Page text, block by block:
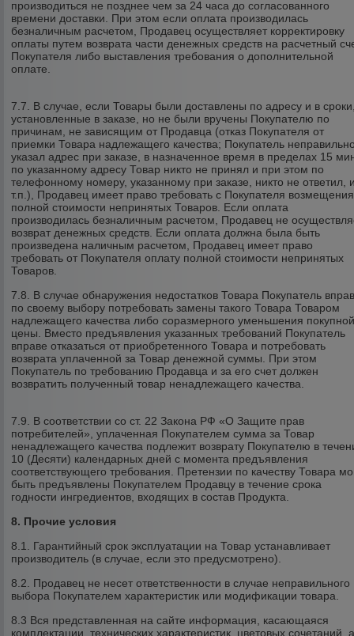
производиться не позднее чем за 24 часа до согласованного
времени доставки. При этом если оплата производилась
безналичным расчетом, Продавец осуществляет корректировку
оплаты путем возврата части денежных средств на расчетный
Покупателя либо выставления требования о дополнительной
оплате.
7.7. В случае, если Товары были доставлены по адресу и в
установленные в заказе, но не были вручены Покупателю по
причинам, не зависящим от Продавца (отказ Покупателя от
приемки Товара надлежащего качества; Покупатель
указал адрес при заказе, в назначенное время в пределах 15
по указанному адресу Товар никто не принял и при этом по
телефонному номеру, указанному при заказе, никто не ответил,
т.п.), Продавец имеет право требовать с Покупателя возмещения
полной стоимости непринятых Товаров. Если оплата
производилась безналичным расчетом, Продавец не
возврат денежных средств. Если оплата должна была быть
произведена наличным расчетом, Продавец имеет право
требовать от Покупателя оплату полной стоимости непринятых
Товаров.
7.8. В случае обнаружения недостатков Товара Покупатель
по своему выбору потребовать замены такого Товара Товаром
надлежащего качества либо соразмерного уменьшения
цены. Вместо предъявления указанных требований Покупатель
вправе отказаться от приобретенного Товара и потребовать
возврата уплаченной за Товар денежной суммы. При этом
Покупатель по требованию Продавца и за его счет должен
возвратить полученный товар ненадлежащего качества.
7.9. В соответствии со ст. 22 Закона РФ «О Защите прав
потребителей», уплаченная Покупателем сумма за Товар
ненадлежащего качества подлежит возврату Покупателю в
10 (Десяти) календарных дней с момента предъявления
соответствующего требования. Претензии по качеству Товара
быть предъявлены Покупателем Продавцу в течение срока
годности ингредиентов, входящих в состав Продукта.
8. Прочие условия
8.1. Гарантийный срок эксплуатации на Товар устанавливает
производитель (в случае, если это предусмотрено).
8.2. Продавец не несет ответственности в случае неправильного
выбора Покупателем характеристик или модификации товара.
8.3 Вся представленная на сайте информация, касающаяся
комплектации, технических характеристик, цветовых сочетаний,